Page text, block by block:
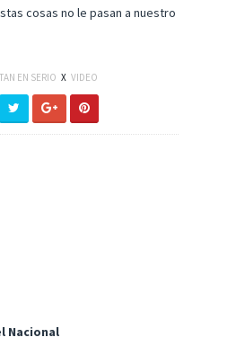
cosas no le pasan a nuestro
EN SERIO X VIDEO
Nacional